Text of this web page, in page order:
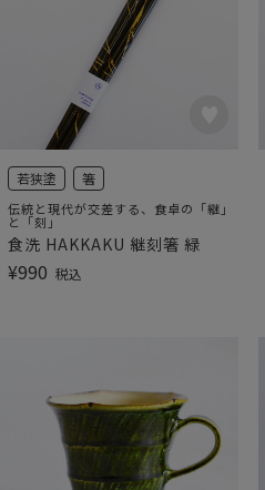
若狭塗 箸
伝統と現代が交差する、食卓の「継」
と「刻」
食洗 HAKKAKU 継刻箸 緑
¥990 税込